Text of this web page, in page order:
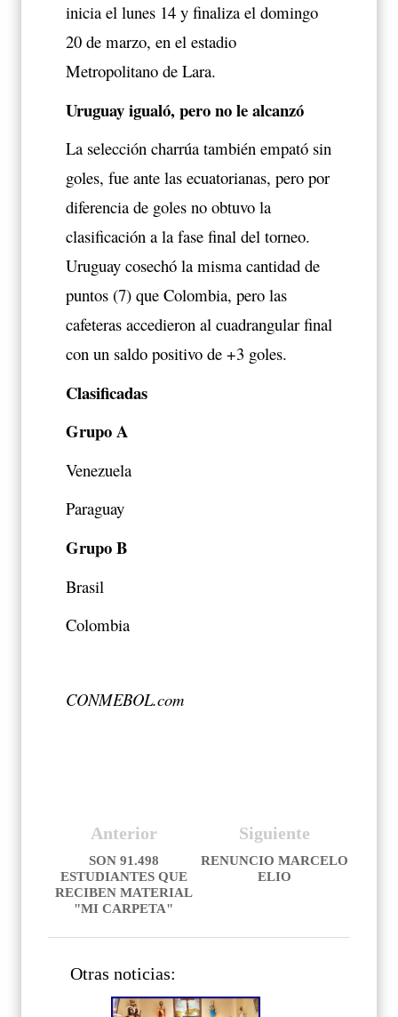
inicia el lunes 14 y finaliza el domingo
20 de marzo, en el estadio
Metropolitano de Lara.
Uruguay igualó, pero no le alcanzó
La selección charrúa también empató sin
goles, fue ante las ecuatorianas, pero por
diferencia de goles no obtuvo la
clasificación a la fase final del torneo.
Uruguay cosechó la misma cantidad de
puntos (7) que Colombia, pero las
cafeteras accedieron al cuadrangular final
con un saldo positivo de +3 goles.
Clasificadas
Grupo A
Venezuela
Paraguay
Grupo B
Brasil
Colombia
CONMEBOL.com
Siguiente
RENUNCIO MARCELO
ELIO
Anterior
SON 91.498
ESTUDIANTES QUE
RECIBEN MATERIAL
"MI CARPETA"
Otras noticias: